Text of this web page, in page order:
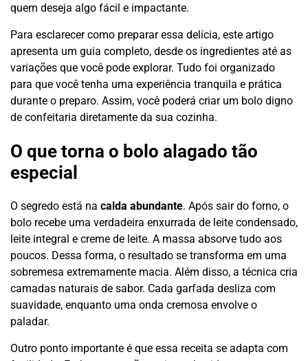
quem deseja algo fácil e impactante.
Para esclarecer como preparar essa delícia, este artigo
apresenta um guia completo, desde os ingredientes até as
variações que você pode explorar. Tudo foi organizado
para que você tenha uma experiência tranquila e prática
durante o preparo. Assim, você poderá criar um bolo digno
de confeitaria diretamente da sua cozinha.
O que torna o bolo alagado tão
especial
O segredo está na calda abundante. Após sair do forno, o
bolo recebe uma verdadeira enxurrada de leite condensado,
leite integral e creme de leite. A massa absorve tudo aos
poucos. Dessa forma, o resultado se transforma em uma
sobremesa extremamente macia. Além disso, a técnica cria
camadas naturais de sabor. Cada garfada desliza com
suavidade, enquanto uma onda cremosa envolve o
paladar.
Outro ponto importante é que essa receita se adapta com